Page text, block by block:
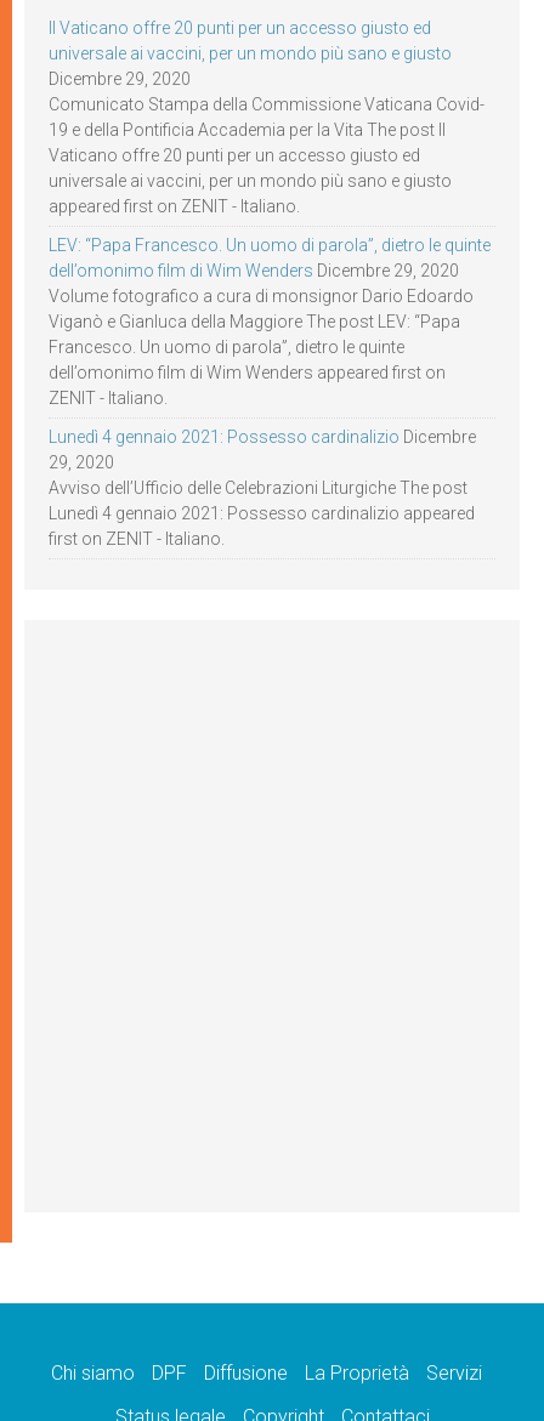
Il Vaticano offre 20 punti per un accesso giusto ed
universale ai vaccini, per un mondo più sano e giusto
Dicembre 29, 2020
Comunicato Stampa della Commissione Vaticana Covid-
19 e della Pontificia Accademia per la Vita The post Il
Vaticano offre 20 punti per un accesso giusto ed
universale ai vaccini, per un mondo più sano e giusto
appeared first on ZENIT - Italiano.
LEV: “Papa Francesco. Un uomo di parola”, dietro le quinte
dell’omonimo film di Wim Wenders Dicembre 29, 2020
Volume fotografico a cura di monsignor Dario Edoardo
Viganò e Gianluca della Maggiore The post LEV: “Papa
Francesco. Un uomo di parola”, dietro le quinte
dell’omonimo film di Wim Wenders appeared first on
ZENIT - Italiano.
Lunedì 4 gennaio 2021: Possesso cardinalizio Dicembre
29, 2020
Avviso dell’Ufficio delle Celebrazioni Liturgiche The post
Lunedì 4 gennaio 2021: Possesso cardinalizio appeared
first on ZENIT - Italiano.
Chi siamo DPF Diffusione La Proprietà
Servizi